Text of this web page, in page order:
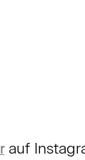
auf